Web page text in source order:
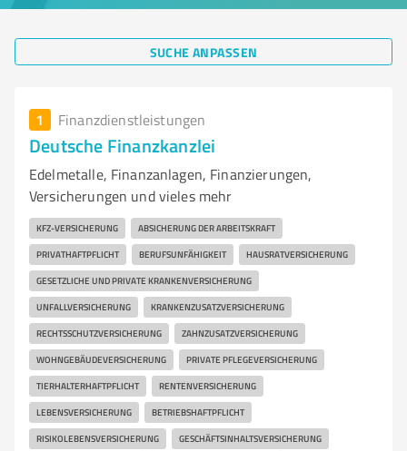
SUCHE ANPASSEN
1 Finanzdienstleistungen
Deutsche Finanzkanzlei
Edelmetalle, Finanzanlagen, Finanzierungen,
Versicherungen und vieles mehr
KFZ-VERSICHERUNG ABSICHERUNG DER ARBEITSKRAFT
PRIVATHAFTPFLICHT BERUFSUNFÄHIGKEIT HAUSRATVERSICHERUNG
GESETZLICHE UND PRIVATE KRANKENVERSICHERUNG
UNFALLVERSICHERUNG KRANKENZUSATZVERSICHERUNG
RECHTSSCHUTZVERSICHERUNG ZAHNZUSATZVERSICHERUNG
WOHNGEBÄUDEVERSICHERUNG PRIVATE PFLEGEVERSICHERUNG
TIERHALTERHAFTPFLICHT RENTENVERSICHERUNG
LEBENSVERSICHERUNG BETRIEBSHAFTPFLICHT
RISIKOLEBENSVERSICHERUNG GESCHÄFTSINHALTSVERSICHERUNG